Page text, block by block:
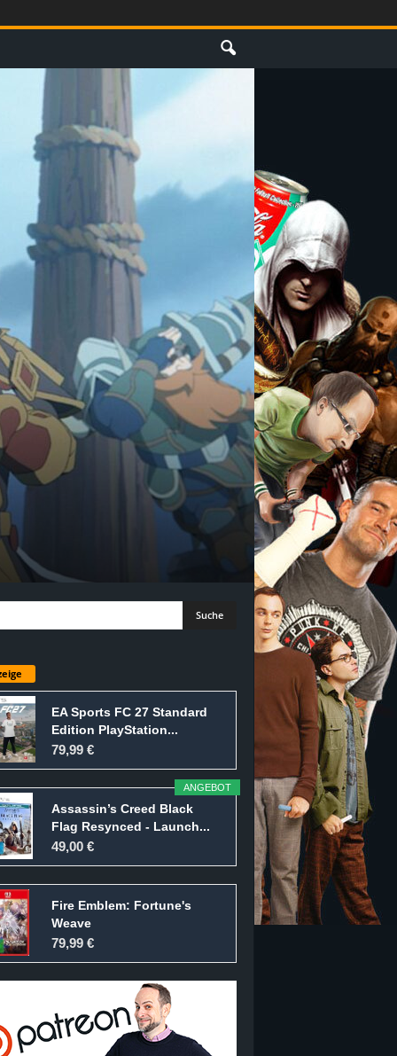
EA Sports FC 27 Standard
Edition PlayStation...
79,99 €
ANGEBOT
Assassin’s Creed Black
Flag Resynced - Launch...
49,00 €
Fire Emblem: Fortune's
Weave
79,99 €